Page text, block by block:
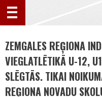
ZEMGALES REĢIONA
VIEGLATLĒTIKĀ U-12,
SLĒGTĀS. TIKAI
REĢIONA NOVADU